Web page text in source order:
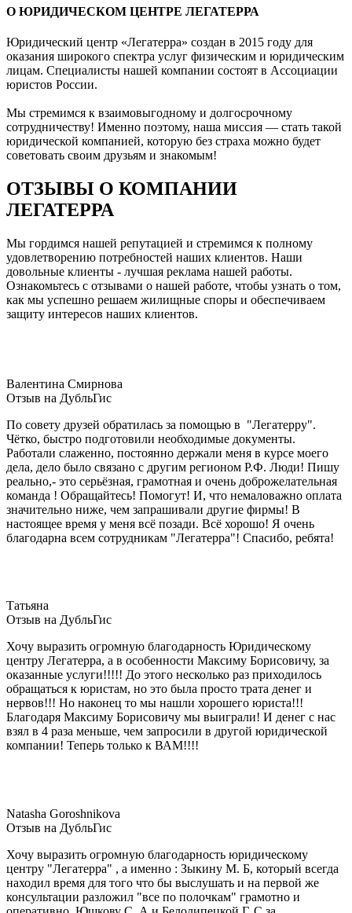
О ЮРИДИЧЕСКОМ ЦЕНТРЕ ЛЕГАТЕРРА
Юридический центр «Легатерра» создан в 2015 году для
оказания широкого спектра услуг физическим и юридическим
лицам. Специалисты нашей компании состоят в Ассоциации
юристов России.
Мы стремимся к взаимовыгодному и долгосрочному
сотрудничеству! Именно поэтому, наша миссия — стать такой
юридической компанией, которую без страха можно будет
советовать своим друзьям и знакомым!
ОТЗЫВЫ О КОМПАНИИ
ЛЕГАТЕРРА
Мы гордимся нашей репутацией и стремимся к полному
удовлетворению потребностей наших клиентов. Наши
довольные клиенты - лучшая реклама нашей работы.
Ознакомьтесь с отзывами о нашей работе, чтобы узнать о том,
как мы успешно решаем жилищные споры и обеспечиваем
защиту интересов наших клиентов.
Валентина Смирнова
Отзыв на ДубльГис
По совету друзей обратилась за помощью в "Легатерру".
Чётко, быстро подготовили необходимые документы.
Работали слаженно, постоянно держали меня в курсе моего
дела, дело было связано с другим регионом Р.Ф. Люди! Пишу
реально,- это серьёзная, грамотная и очень доброжелательная
команда ! Обращайтесь! Помогут! И, что немаловажно оплата
значительно ниже, чем запрашивали другие фирмы! В
настоящее время у меня всё позади. Всё хорошо! Я очень
благодарна всем сотрудникам "Легатерра"! Спасибо, ребята!
Татьяна
Отзыв на ДубльГис
Хочу выразить огромную благодарность Юридическому
центру Легатерра, а в особенности Максиму Борисовичу, за
оказанные услуги!!!!! До этого несколько раз приходилось
обращаться к юристам, но это была просто трата денег и
нервов!!! Но наконец то мы нашли хорошего юриста!!!
Благодаря Максиму Борисовичу мы выиграли! И денег с нас
взял в 4 раза меньше, чем запросили в другой юридической
компании! Теперь только к ВАМ!!!!
Natasha Goroshnikova
Отзыв на ДубльГис
Хочу выразить огромную благодарность юридическому
центру "Легатерра" , а именно : Зыкину М. Б, который всегда
находил время для того что бы выслушать и на первой же
консультации разложил "все по полочкам" грамотно и